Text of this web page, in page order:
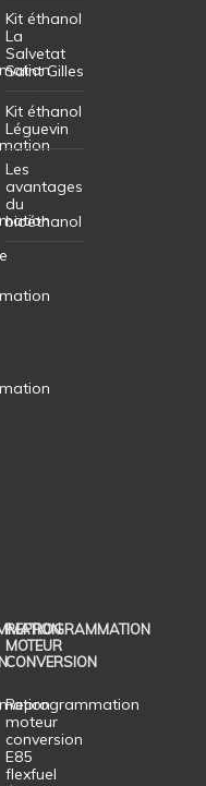
Kit éthanol
La
Salvetat
Saint Gilles
Kit éthanol
Léguevin
Les
avantages
du
bioéthanol
REPROGRAMMATION
MOTEUR
CONVERSION
Reprogrammation
moteur
conversion
E85
flexfuel